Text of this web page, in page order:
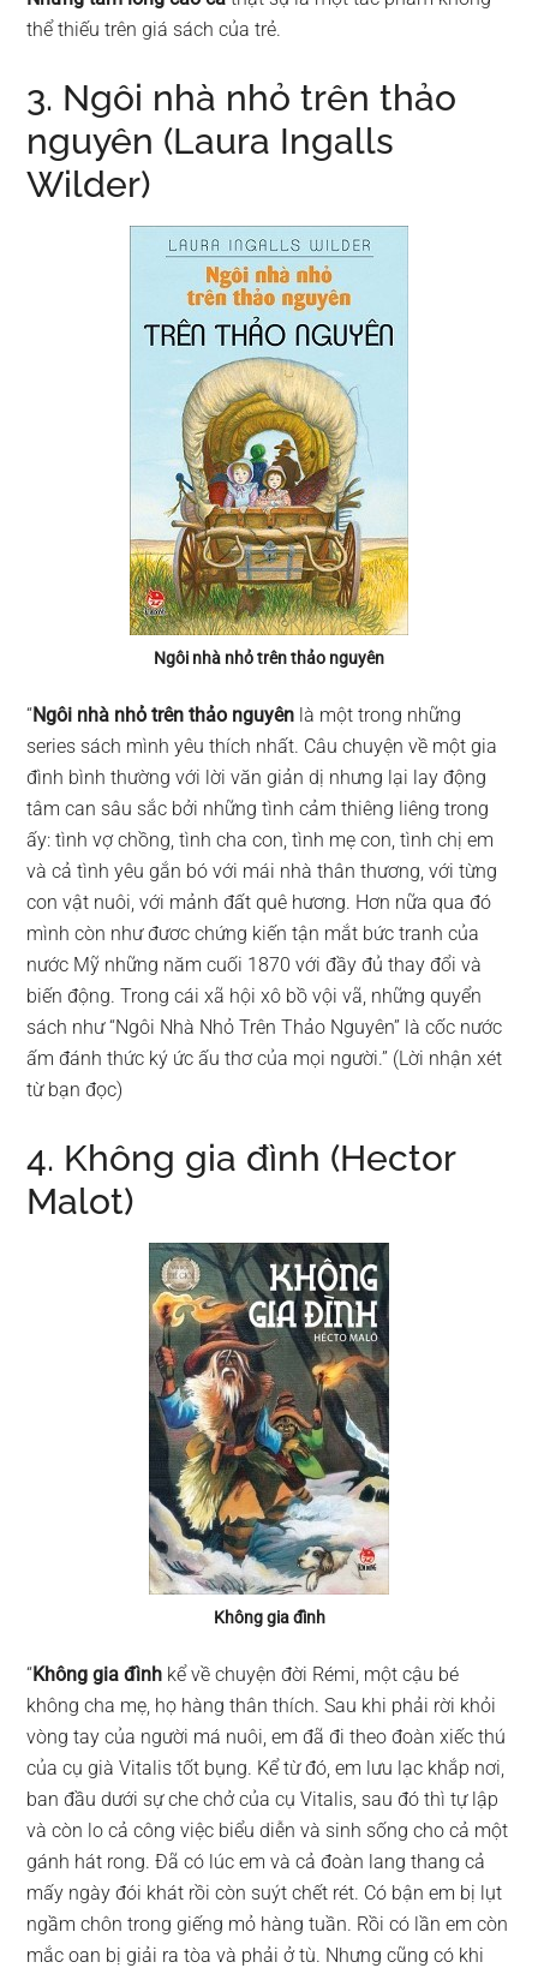
thể thiếu trên giá sách của trẻ.
3. Ngôi nhà nhỏ trên thảo
nguyên (Laura Ingalls
Wilder)
Ngôi nhà nhỏ trên thảo nguyên
“Ngôi nhà nhỏ trên thảo nguyên là một trong những
series sách mình yêu thích nhất. Câu chuyện về một gia
đình bình thường với lời văn giản dị nhưng lại lay động
tâm can sâu sắc bởi những tình cảm thiêng liêng trong
ấy: tình vợ chồng, tình cha con, tình mẹ con, tình chị em
và cả tình yêu gắn bó với mái nhà thân thương, với từng
con vật nuôi, với mảnh đất quê hương. Hơn nữa qua đó
mình còn như đươc chứng kiến tận mắt bức tranh của
nước Mỹ những năm cuối 1870 với đầy đủ thay đổi và
biến động. Trong cái xã hội xô bồ vội vã, những quyển
sách như “Ngôi Nhà Nhỏ Trên Thảo Nguyên” là cốc nước
ấm đánh thức ký ức ấu thơ của mọi người.” (Lời nhận xét
từ bạn đọc)
4. Không gia đình (Hector
Malot)
Không gia đình
“Không gia đình kể về chuyện đời Rémi, một cậu bé
không cha mẹ, họ hàng thân thích. Sau khi phải rời khỏi
vòng tay của người má nuôi, em đã đi theo đoàn xiếc thú
của cụ già Vitalis tốt bụng. Kể từ đó, em lưu lạc khắp nơi,
ban đầu dưới sự che chở của cụ Vitalis, sau đó thì tự lập
và còn lo cả công việc biểu diễn và sinh sống cho cả một
gánh hát rong. Đã có lúc em và cả đoàn lang thang cả
mấy ngày đói khát rồi còn suýt chết rét. Có bận em bị lụt
ngầm chôn trong giếng mỏ hàng tuần. Rồi có lần em còn
mắc oan bị giải ra tòa và phải ở tù. Nhưng cũng có khi